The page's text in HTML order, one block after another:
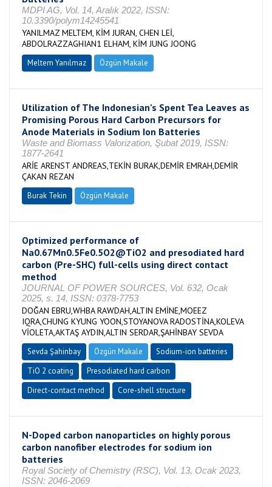
MDPI AG, Vol. 14, Aralık 2022, ISSN:
10.3390/polym14245541
YANILMAZ MELTEM, KİM JURAN, CHEN LEİ,
ABDOLRAZZAGHIAN1 ELHAM, KİM JUNG JOONG
Meltem Yanılmaz Özgün Makale
Utilization of The Indonesian’s Spent Tea Leaves as
Promising Porous Hard Carbon Precursors for
Anode Materials in Sodium Ion Batteries
Waste and Biomass Valorization, Şubat 2019, ISSN:
1877-2641
ARİE ARENST ANDREAS,TEKİN BURAK,DEMİR EMRAH,DEMİR
ÇAKAN REZAN
Burak Tekin Özgün Makale
Optimized performance of
Na0.67Mn0.5Fe0.5O2@TiO2 and presodiated hard
carbon (Pre-SHC) full-cells using direct contact
method
JOURNAL OF POWER SOURCES, Vol. 632, Ocak
2025, s. 14, ISSN: 0378-7753
DOĞAN EBRU,WHBA RAWDAH,ALTIN EMİNE,MOEEZ
IQRA,CHUNG KYUNG YOON,STOYANOVA RADOSTİNA,KOLEVA
VİOLETA,AKTAŞ AYDIN,ALTIN SERDAR,ŞAHİNBAY SEVDA
Sevda Şahinbay Özgün Makale
Sodium-ion batteries
TiO 2 coating
Presodiated hard carbon
Direct-contact method
Core-shell structure
N-Doped carbon nanoparticles on highly porous
carbon nanofiber electrodes for sodium ion
batteries
Royal Society of Chemistry (RSC), Vol. 13, Ocak 2023,
ISSN: 2046-2069